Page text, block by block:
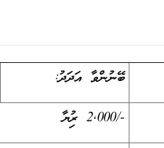
ބޭނުންވާ އަދަދު:
-/2,000 ރުފިޔާ